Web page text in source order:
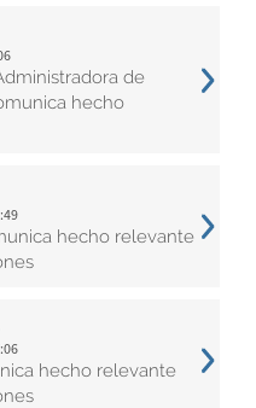
de
hecho
hecho relevante
hecho relevante